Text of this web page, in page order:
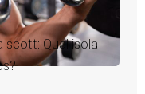
scott: Qual isola